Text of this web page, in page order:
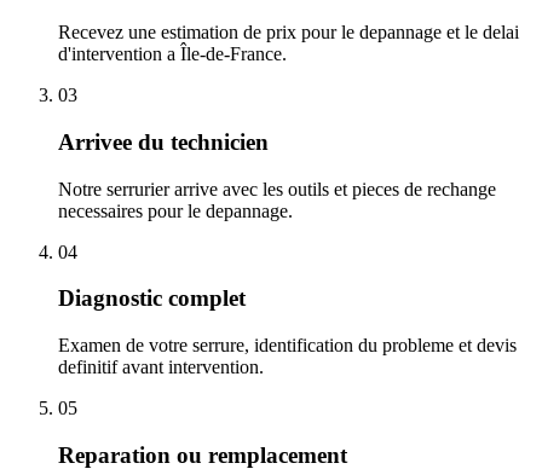
Recevez une estimation de prix pour le depannage et le delai
d'intervention a Île-de-France.
03
Arrivee du technicien
Notre serrurier arrive avec les outils et pieces de rechange
necessaires pour le depannage.
04
Diagnostic complet
Examen de votre serrure, identification du probleme et devis
definitif avant intervention.
05
Reparation ou remplacement